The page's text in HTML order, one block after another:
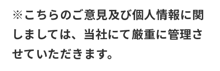
※こちらのご意見及び個人情報に関
しましては、当社にて厳重に管理さ
せていただきます。